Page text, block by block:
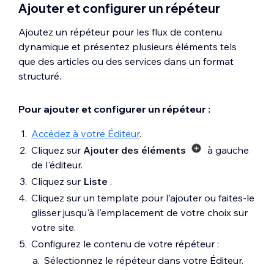
Ajouter et configurer un répéteur
Ajoutez un répéteur pour les flux de contenu
dynamique et présentez plusieurs éléments tels
que des articles ou des services dans un format
structuré.
Pour ajouter et configurer un répéteur :
Accédez à votre Éditeur.
Cliquez sur Ajouter des éléments
à gauche
de l'éditeur.
Cliquez sur Liste .
Cliquez sur un template pour l'ajouter ou faites-le
glisser jusqu'à l'emplacement de votre choix sur
votre site.
Configurez le contenu de votre répéteur :
Sélectionnez le répéteur dans votre Éditeur.